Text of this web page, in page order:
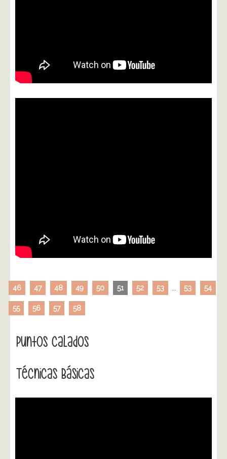
46 47 48 49 50 51 52 53 53 54
55 56 57 58
Puntos Calados
Técnicas Básicas